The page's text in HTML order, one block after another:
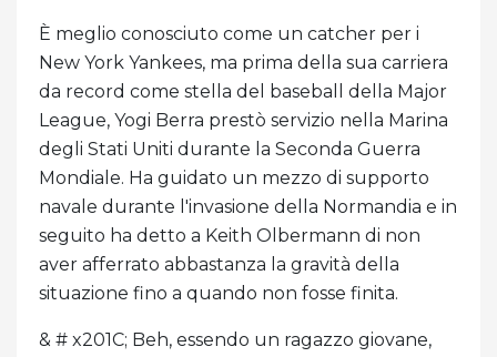
È meglio conosciuto come un catcher per i
New York Yankees, ma prima della sua carriera
da record come stella del baseball della Major
League, Yogi Berra prestò servizio nella Marina
degli Stati Uniti durante la Seconda Guerra
Mondiale. Ha guidato un mezzo di supporto
navale durante l'invasione della Normandia e in
seguito ha detto a Keith Olbermann di non
aver afferrato abbastanza la gravità della
situazione fino a quando non fosse finita.
& # x201C; Beh, essendo un ragazzo giovane,